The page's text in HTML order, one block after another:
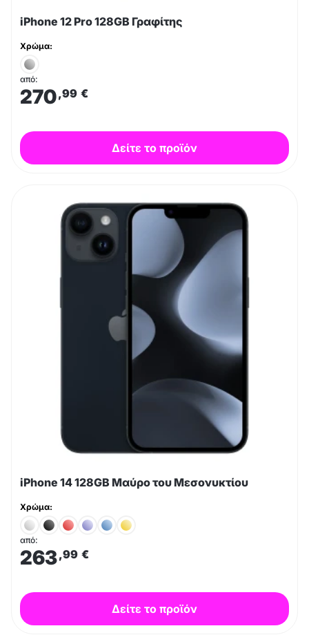
iPhone 12 Pro 128GB Γραφίτης
Χρώμα:
από:
270,99 €
Δείτε το προϊόν
iPhone 14 128GB Μαύρο του Μεσονυκτίου
Χρώμα:
από:
263,99 €
Δείτε το προϊόν